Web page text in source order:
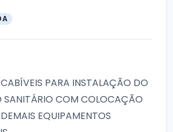
PARA INSTALAÇÃO DO
SANITÁRIO COM COLOCAÇÃO
EQUIPAMENTOS